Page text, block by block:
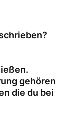
gehören
die du bei